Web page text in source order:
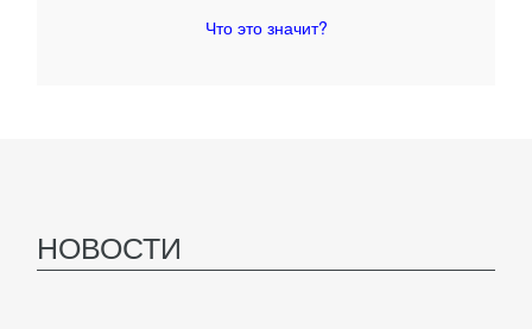
Что это значит?
НОВОСТИ